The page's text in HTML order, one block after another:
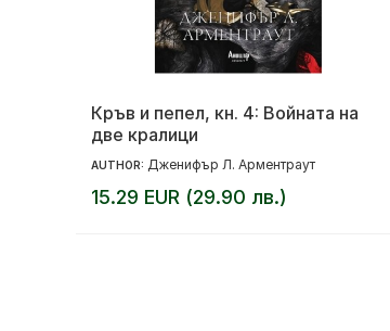
Кръв и пепел, кн. 4: Войната на
две кралици
AUTHOR: Дженифър Л. Арментраут
15.29 EUR (29.90 лв.)